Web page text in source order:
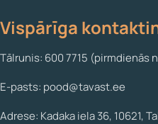
Vispārīga
Tālrunis: 600 7715 (pirmdienās
E-pasts: pood@tavast.ee
Adrese: Kadaka iela 36, 10621,